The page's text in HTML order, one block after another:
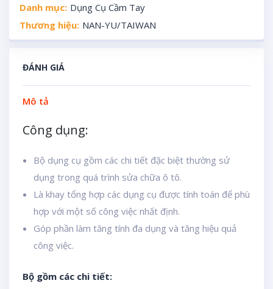
Danh mục: Dụng Cụ Cầm Tay
Thương hiệu: NAN-YU/TAIWAN
ĐÁNH GIÁ
Mô tả
Công dụng:
Bộ dụng cụ gồm các chi tiết đặc biệt thường sử
dụng trong quá trình sửa chữa ô tô.
Là khay tổng hợp các dụng cụ được tính toán để phù
hợp với một số công việc nhất định.
Góp phần làm tăng tính đa dụng và tăng hiệu quả
công việc.
Bộ gồm các chi tiết: